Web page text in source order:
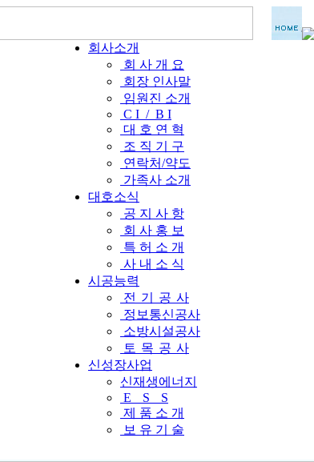
회사소개
회 사 개 요
회장 인사말
임원진 소개
C I / B I
대 호 연 혁
조 직 기 구
연락처/약도
가족사 소개
대호소식
공 지 사 항
회 사 홍 보
특 허 소 개
사 내 소 식
시공능력
전 기 공 사
정보통신공사
소방시설공사
토 목 공 사
신성장사업
신재생에너지
E
S
S
제 품 소 개
보 유 기 술